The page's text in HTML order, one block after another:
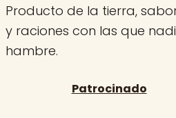
Producto de la tierra,
y raciones con las que
hambre.